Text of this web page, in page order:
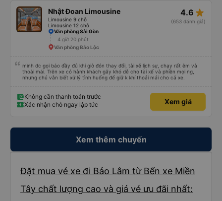
mình cứ phải mang cái mền mỏng để lót nằm. Chúc hãng xe luôn suôn sẻ
,thượng lộ bình an Hẹn gặp lại chuyến 5 giờ sáng mai
Nhật Đoan Limousine
Limousine 9 chỗ
Limousine 12 chỗ
4.6 star_rate
(653 đánh giá)
Văn phòng Sài Gòn
4 giờ 20 phút
Văn phòng Bảo Lộc
mình đc gọi báo đầy đủ khi giờ đón thay đổi, tài xế lịch sự, chạy rất êm và
thoải mái. Trên xe có hành khách gây khó dễ cho tài xế và phiền mọi ng,
nhưng chú vẫn biết xử lý tình huống để giữ k khí thoải mái cho cả xe.
Không cần thanh toán trước
Xác nhận chỗ ngay lập tức
Xem giá
Xem thêm chuyến
Đặt mua vé xe đi Bảo Lâm từ Bến xe Miền
Tây chất lượng cao và giá vé ưu đãi nhất: